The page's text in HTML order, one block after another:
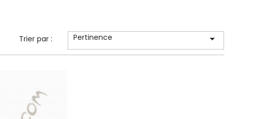
Trier par : Pertinence 